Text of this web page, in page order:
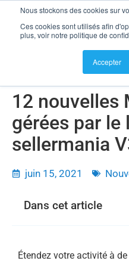
Nous stockons des cookies sur
Ces cookies sont utilisés afin
plus, voir notre politique de
Accepter
se
12 nouvelles Marketplaces
12 nouvelles
gérées par le
sellermania
juin 15, 2021
Dans cet article
Étendez votre activité à